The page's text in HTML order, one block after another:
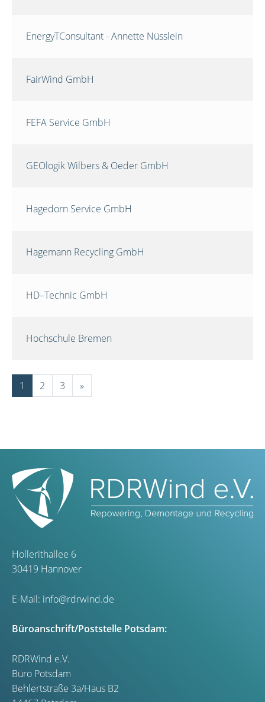
EnergyTConsultant - Annette Nüsslein
FairWind GmbH
FEFA Service GmbH
GEOlogik Wilbers & Oeder GmbH
Hagedorn Service GmbH
Hagemann Recycling GmbH
HD–Technic GmbH
Hochschule Bremen
1 2 3 »
Hollerithallee 6
30419 Hannover
E-Mail: info@rdrwind.de
Büroanschrift/Poststelle Potsdam:
RDRWind e.V.
Büro Potsdam
Behlertstraße 3a/Haus B2